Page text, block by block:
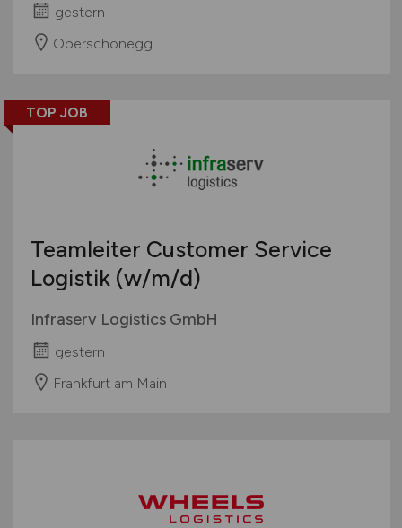
gestern
Oberschönegg
TOP JOB
Teamleiter Customer Service
Logistik (w/m/d)
Infraserv Logistics GmbH
gestern
Frankfurt am Main